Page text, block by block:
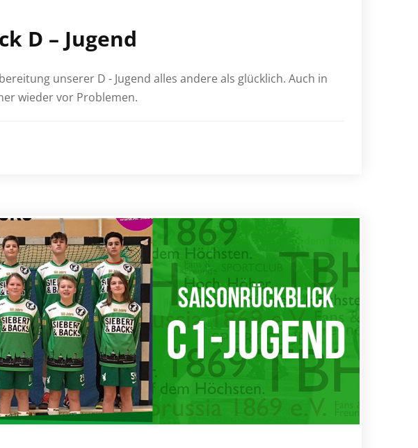
D – Jugend
unserer D - Jugend alles andere als glücklich. Auch in
wieder vor Problemen.